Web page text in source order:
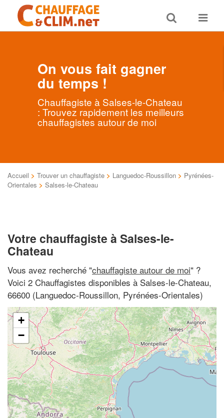
Toggle
search
Toggle
On vous fait gagner
du temps !
Chauffagiste à Salses-le-Chateau
: Trouvez rapidement les meilleurs
chauffagistes autour de moi
Accueil > Trouver un chauffagiste > Languedoc-Roussillon > Pyrénées-
Orientales > Salses-le-Chateau
Votre chauffagiste à Salses-le-
Chateau
Vous avez recherché "chauffagiste autour de moi" ?
Voici 2 Chauffagistes disponibles à Salses-le-Chateau,
66600 (Languedoc-Roussillon, Pyrénées-Orientales)
+
−